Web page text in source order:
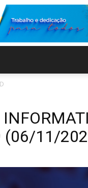
Municipal
(06/11/